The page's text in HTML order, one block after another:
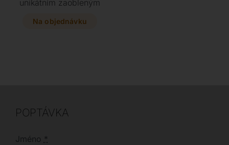
unikátním zaobleným
kus nábytku nabízí
Na objednávku
POPTÁVKA
Jméno *